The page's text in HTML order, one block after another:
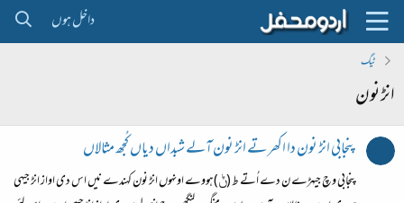
داخل ہوں
ٹیگ
انڑ نون
پنجابی انڑ نون دا اکھر تے انڑ نون آلے شبداں دیاں کُجھ مثالاں
پنجابی وچ جیہڑے ن دے اُتے ط (ݨ)ہووے اونہوں انڑ نون کہندے نیں اس دی اواز انڑ جیہی